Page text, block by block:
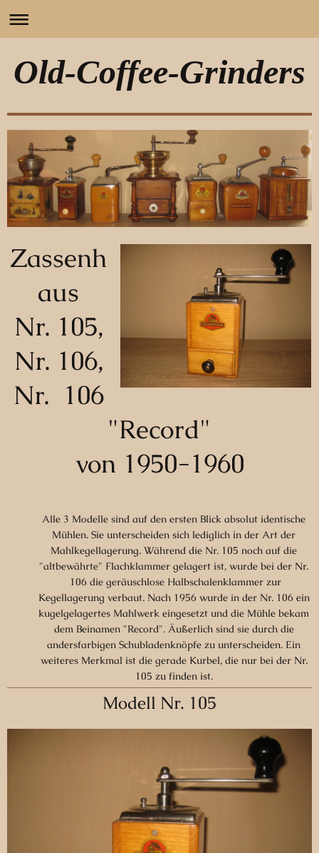
Old-Coffee-Grinders
Zassenh
aus
Nr. 105,
Nr. 106,
Nr. 106
"Record"
von 1950-1960
Alle 3 Modelle sind auf den ersten Blick absolut identische
Mühlen. Sie unterscheiden sich lediglich in der Art der
Mahlkegellagerung. Während die Nr. 105 noch auf die
"altbewährte" Flachklammer gelagert ist, wurde bei der Nr.
106 die geräuschlose Halbschalenklammer zur
Kegellagerung verbaut. Nach 1956 wurde in der Nr. 106 ein
kugelgelagertes Mahlwerk eingesetzt und die Mühle bekam
dem Beinamen "Record". Äußerlich sind sie durch die
andersfarbigen Schubladenknöpfe zu unterscheiden. Ein
weiteres Merkmal ist die gerade Kurbel, die nur bei der Nr.
105 zu finden ist.
Modell Nr. 105